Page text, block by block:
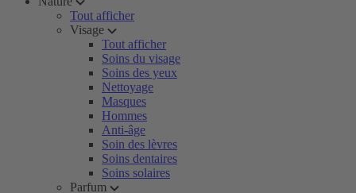
Tout afficher
Visage
Tout afficher
Soins du visage
Soins des yeux
Nettoyage
Masques
Hommes
Anti-âge
Soin des lèvres
Soins dentaires
Soins solaires
Parfum